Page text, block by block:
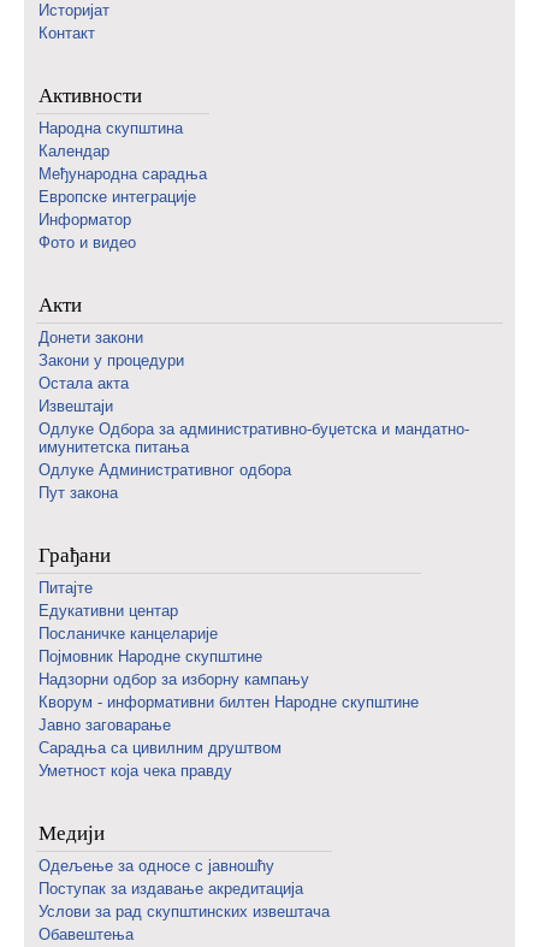
Историјат
Контакт
Активности
Народна скупштина
Календар
Међународна сарадња
Европске интеграције
Информатор
Фото и видео
Акти
Донети закони
Закони у процедури
Остала акта
Извештаји
Одлуке Одбора за административно-буџетска и мандатно-
имунитетска питања
Одлуке Административног одбора
Пут закона
Грађани
Питајте
Едукативни центар
Посланичке канцеларије
Појмовник Народне скупштине
Надзорни одбор за изборну кампању
Кворум - информативни билтен Народне скупштине
Јавно заговарање
Сарадња са цивилним друштвом
Уметност која чека правду
Медији
Одељење за односе с јавношћу
Поступак за издавање акредитација
Услови за рад скупштинских извештача
Обавештења